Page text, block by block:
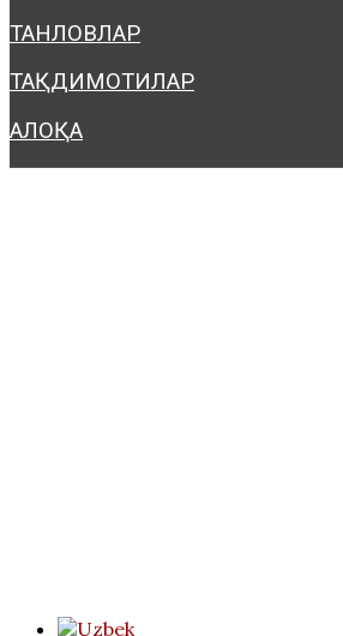
ТАНЛОВЛАР
ТАҚДИМОТИЛАР
АЛОҚА